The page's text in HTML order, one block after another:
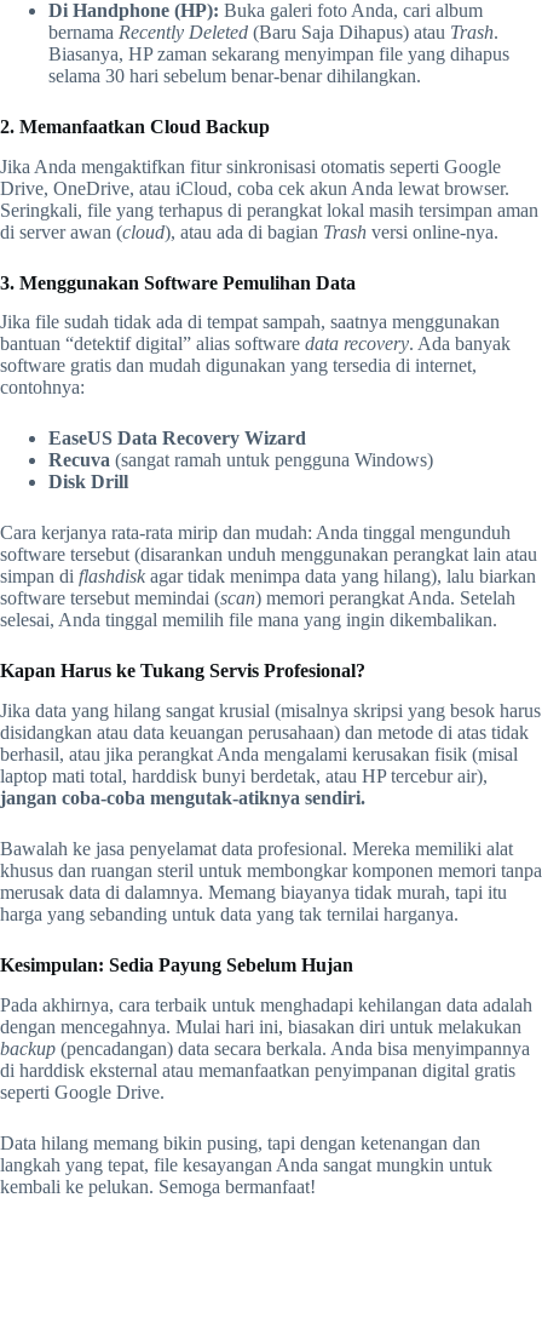
Di Handphone (HP): Buka galeri foto Anda, cari album
bernama Recently Deleted (Baru Saja Dihapus) atau Trash.
Biasanya, HP zaman sekarang menyimpan file yang dihapus
selama 30 hari sebelum benar-benar dihilangkan.
2. Memanfaatkan Cloud Backup
Jika Anda mengaktifkan fitur sinkronisasi otomatis seperti Google
Drive, OneDrive, atau iCloud, coba cek akun Anda lewat browser.
Seringkali, file yang terhapus di perangkat lokal masih tersimpan aman
di server awan (cloud), atau ada di bagian Trash versi online-nya.
3. Menggunakan Software Pemulihan Data
Jika file sudah tidak ada di tempat sampah, saatnya menggunakan
bantuan “detektif digital” alias software data recovery. Ada banyak
software gratis dan mudah digunakan yang tersedia di internet,
contohnya:
EaseUS Data Recovery Wizard
Recuva (sangat ramah untuk pengguna Windows)
Disk Drill
Cara kerjanya rata-rata mirip dan mudah: Anda tinggal mengunduh
software tersebut (disarankan unduh menggunakan perangkat lain atau
simpan di flashdisk agar tidak menimpa data yang hilang), lalu biarkan
software tersebut memindai (scan) memori perangkat Anda. Setelah
selesai, Anda tinggal memilih file mana yang ingin dikembalikan.
Kapan Harus ke Tukang Servis Profesional?
Jika data yang hilang sangat krusial (misalnya skripsi yang besok harus
disidangkan atau data keuangan perusahaan) dan metode di atas tidak
berhasil, atau jika perangkat Anda mengalami kerusakan fisik (misal
laptop mati total, harddisk bunyi berdetak, atau HP tercebur air),
jangan coba-coba mengutak-atiknya sendiri.
Bawalah ke jasa penyelamat data profesional. Mereka memiliki alat
khusus dan ruangan steril untuk membongkar komponen memori tanpa
merusak data di dalamnya. Memang biayanya tidak murah, tapi itu
harga yang sebanding untuk data yang tak ternilai harganya.
Kesimpulan: Sedia Payung Sebelum Hujan
Pada akhirnya, cara terbaik untuk menghadapi kehilangan data adalah
dengan mencegahnya. Mulai hari ini, biasakan diri untuk melakukan
backup (pencadangan) data secara berkala. Anda bisa menyimpannya
di harddisk eksternal atau memanfaatkan penyimpanan digital gratis
seperti Google Drive.
Data hilang memang bikin pusing, tapi dengan ketenangan dan
langkah yang tepat, file kesayangan Anda sangat mungkin untuk
kembali ke pelukan. Semoga bermanfaat!